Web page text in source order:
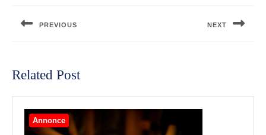
PREVIOUS NEXT
Related Post
Annonce